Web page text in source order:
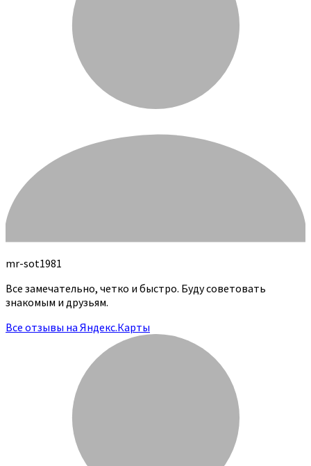
mr-sot1981
Все замечательно, четко и быстро. Буду советовать
знакомым и друзьям.
Все отзывы на Яндекс.Карты